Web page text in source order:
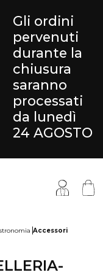
Gli ordini
pervenuti
durante la
chiusura
saranno
processati
da lunedì
24 AGOSTO
Accessori